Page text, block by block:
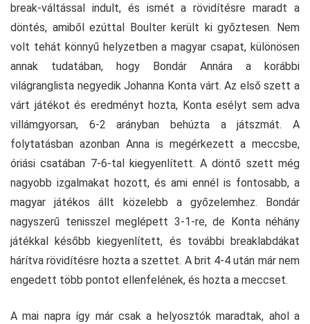
break-váltással indult, és ismét a rövidítésre maradt a
döntés, amiből ezúttal Boulter került ki győztesen. Nem
volt tehát könnyű helyzetben a magyar csapat, különösen
annak tudatában, hogy Bondár Annára a korábbi
világranglista negyedik Johanna Konta várt. Az első szett a
várt játékot és eredményt hozta, Konta esélyt sem adva
villámgyorsan, 6-2 arányban behúzta a játszmát. A
folytatásban azonban Anna is megérkezett a meccsbe,
óriási csatában 7-6-tal kiegyenlített. A döntő szett még
nagyobb izgalmakat hozott, és ami ennél is fontosabb, a
magyar játékos állt közelebb a győzelemhez. Bondár
nagyszerű tenisszel meglépett 3-1-re, de Konta néhány
játékkal később kiegyenlített, és további breaklabdákat
hárítva rövidítésre hozta a szettet. A brit 4-4 után már nem
engedett több pontot ellenfelének, és hozta a meccset.
A mai napra így már csak a helyosztók maradtak, ahol a